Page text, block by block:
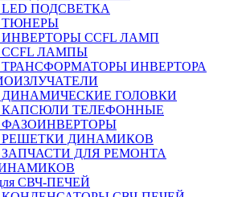
LED ПОДСВЕТКА
ТЮНЕРЫ
ИНВЕРТОРЫ CCFL ЛАМП
CCFL ЛАМПЫ
ТРАНСФОРМАТОРЫ ИНВЕРТОРА
ДИНАМИЧЕСКИЕ ГОЛОВКИ
КАПСЮЛИ ТЕЛЕФОННЫЕ
ФАЗОИНВЕРТОРЫ
РЕШЕТКИ ДИНАМИКОВ
ЗАПЧАСТИ ДЛЯ РЕМОНТА
СВЧ-ПЕЧЕЙ